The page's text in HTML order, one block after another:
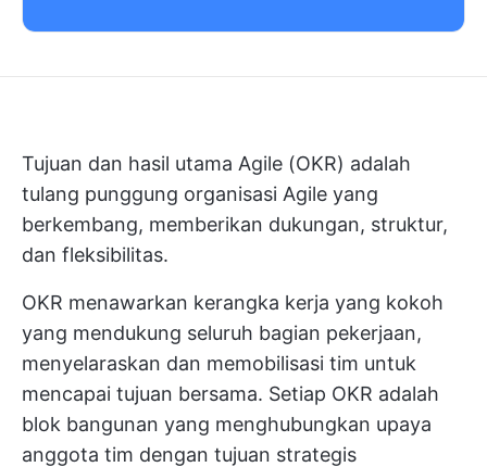
Tujuan dan hasil utama Agile (OKR) adalah
tulang punggung organisasi Agile yang
berkembang, memberikan dukungan, struktur,
dan fleksibilitas.
OKR menawarkan kerangka kerja yang kokoh
yang mendukung seluruh bagian pekerjaan,
menyelaraskan dan memobilisasi tim untuk
mencapai tujuan bersama. Setiap OKR adalah
blok bangunan yang menghubungkan upaya
anggota tim dengan tujuan strategis